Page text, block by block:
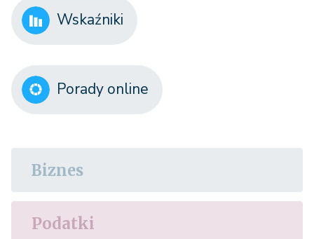
Wskaźniki
Porady online
Biznes
Podatki